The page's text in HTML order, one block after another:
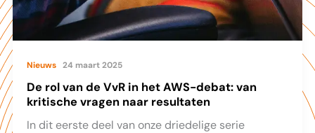
Nieuws 24 maart 2025
De rol van de VvR in het AWS-debat: van
kritische vragen naar resultaten
In dit eerste deel van onze driedelige serie